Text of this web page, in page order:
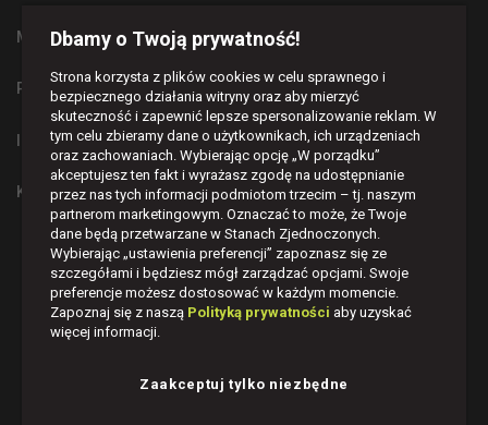
MAPA STRONY
PŁATNOŚCI I DOSTAWA
INFORMACJE
KONTAKT
BĄDŹMY W KONTAKCIE
   
Dbamy o Twoją prywatność!
Strona korzysta z plików cookies w celu sprawnego i
bezpiecznego działania witryny oraz aby mierzyć
skuteczność i zapewnić lepsze spersonalizowanie reklam. W
tym celu zbieramy dane o użytkownikach, ich urządzeniach
oraz zachowaniach. Wybierając opcję „W porządku”
akceptujesz ten fakt i wyrażasz zgodę na udostępnianie
przez nas tych informacji podmiotom trzecim – tj. naszym
partnerom marketingowym. Oznaczać to może, że Twoje
dane będą przetwarzane w Stanach Zjednoczonych.
Wybierając „ustawienia preferencji” zapoznasz się ze
szczegółami i będziesz mógł zarządzać opcjami. Swoje
preferencje możesz dostosować w każdym momencie.
Zapoznaj się z naszą Polityką prywatności aby uzyskać
więcej informacji.
Zaakceptuj tylko niezbędne